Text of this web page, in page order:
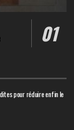
pour réduire enfin le